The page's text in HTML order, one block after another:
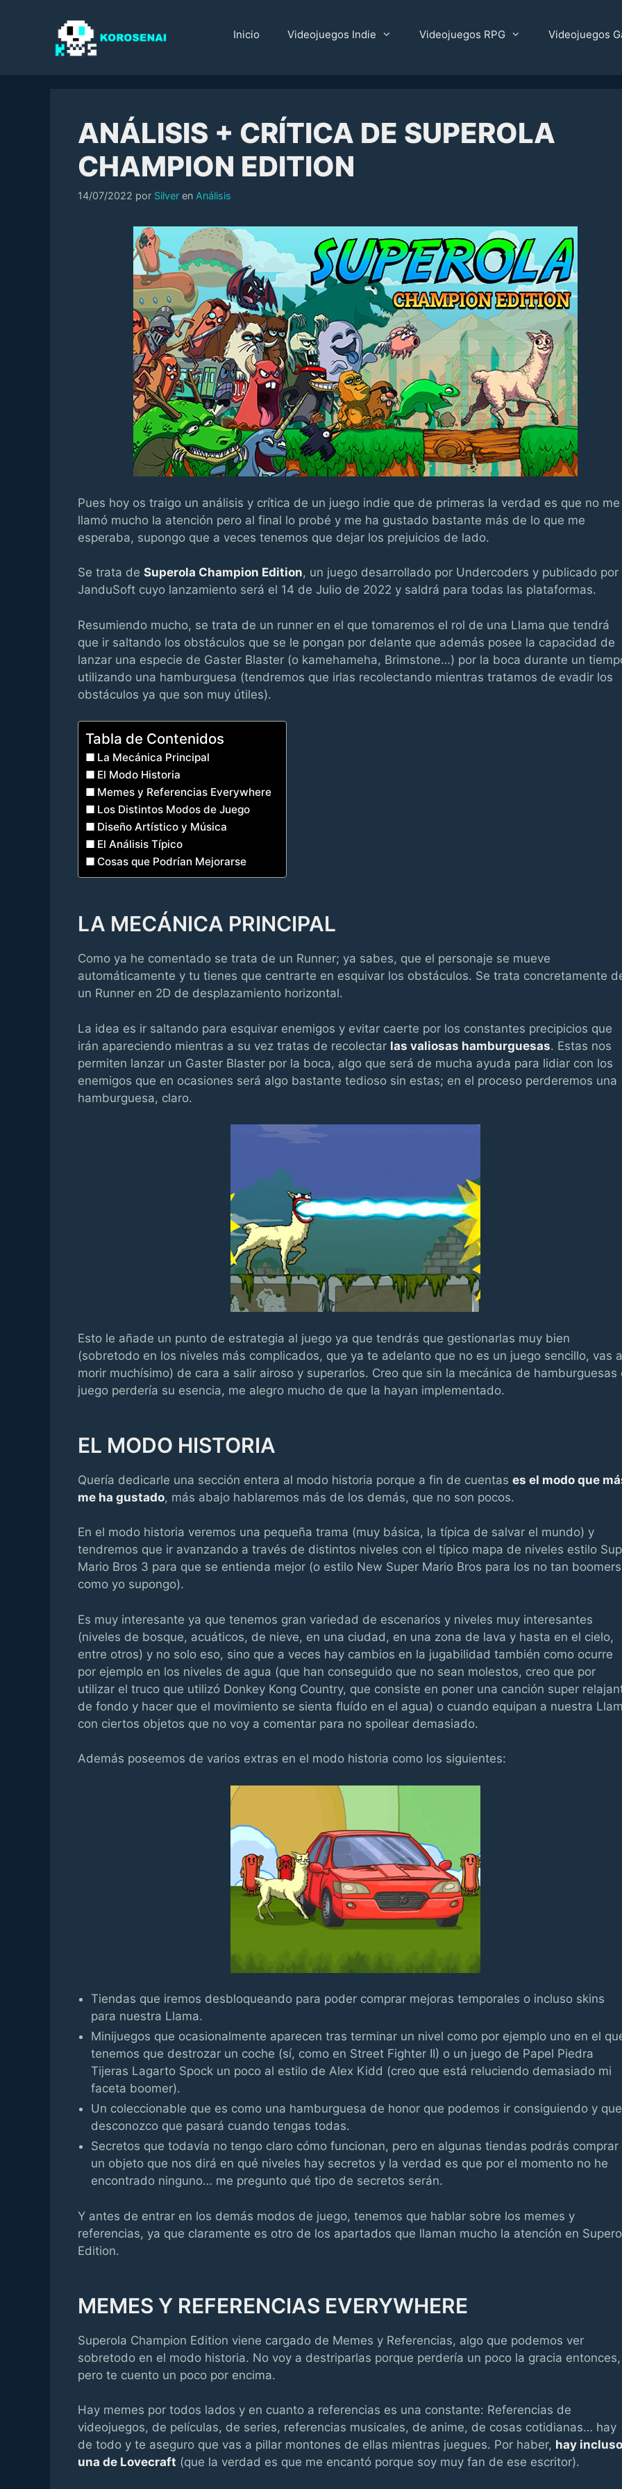
Inicio Videojuegos Indie Videojuegos RPG Videojuegos
ANÁLISIS + CRÍTICA DE SUPEROLA
CHAMPION EDITION
14/07/2022 por Silver en Categorías
Análisis
Pues hoy os traigo un análisis y crítica de un juego indie que de primeras la verdad es que no me
llamó mucho la atención pero al final lo probé y me ha gustado bastante más de lo que me
esperaba, supongo que a veces tenemos que dejar los prejuicios de lado.
Se trata de Superola Champion Edition, un juego desarrollado por Undercoders y publicado por
JanduSoft cuyo lanzamiento será el 14 de Julio de 2022 y saldrá para todas las plataformas.
Resumiendo mucho, se trata de un runner en el que tomaremos el rol de una Llama que tendrá
que ir saltando los obstáculos que se le pongan por delante que además posee la capacidad de
lanzar una especie de Gaster Blaster (o kamehameha, Brimstone…) por la boca durante un
utilizando una hamburguesa (tendremos que irlas recolectando mientras tratamos de evadir los
obstáculos ya que son muy útiles).
Tabla de Contenidos
La Mecánica Principal
El Modo Historia
Memes y Referencias Everywhere
Los Distintos Modos de Juego
Diseño Artístico y Música
El Análisis Típico
Cosas que Podrían Mejorarse
LA MECÁNICA PRINCIPAL
Como ya he comentado se trata de un Runner; ya sabes, que el personaje se mueve
automáticamente y tu tienes que centrarte en esquivar los obstáculos. Se trata concretamente
un Runner en 2D de desplazamiento horizontal.
La idea es ir saltando para esquivar enemigos y evitar caerte por los constantes precipicios que
irán apareciendo mientras a su vez tratas de recolectar las valiosas hamburguesas. Estas nos
permiten lanzar un Gaster Blaster por la boca, algo que será de mucha ayuda para lidiar con los
enemigos que en ocasiones será algo bastante tedioso sin estas; en el proceso perderemos una
hamburguesa, claro.
Esto le añade un punto de estrategia al juego ya que tendrás que gestionarlas muy bien
(sobretodo en los niveles más complicados, que ya te adelanto que no es un juego sencillo, vas a
morir muchísimo) de cara a salir airoso y superarlos. Creo que sin la mecánica de hamburguesas
juego perdería su esencia, me alegro mucho de que la hayan implementado.
EL MODO HISTORIA
Quería dedicarle una sección entera al modo historia porque a fin de cuentas es el modo que
me ha gustado, más abajo hablaremos más de los demás, que no son pocos.
En el modo historia veremos una pequeña trama (muy básica, la típica de salvar el mundo) y
tendremos que ir avanzando a través de distintos niveles con el típico mapa de niveles estilo
Mario Bros 3 para que se entienda mejor (o estilo New Super Mario Bros para los no tan boomers
como yo supongo).
Es muy interesante ya que tenemos gran variedad de escenarios y niveles muy interesantes
(niveles de bosque, acuáticos, de nieve, en una ciudad, en una zona de lava y hasta en el cielo,
entre otros) y no solo eso, sino que a veces hay cambios en la jugabilidad también como ocurre
por ejemplo en los niveles de agua (que han conseguido que no sean molestos, creo que por
utilizar el truco que utilizó Donkey Kong Country, que consiste en poner una canción super
de fondo y hacer que el movimiento se sienta fluído en el agua) o cuando equipan a nuestra
con ciertos objetos que no voy a comentar para no spoilear demasiado.
Además poseemos de varios extras en el modo historia como los siguientes:
Tiendas que iremos desbloqueando para poder comprar mejoras temporales o incluso skins
para nuestra Llama.
Minijuegos que ocasionalmente aparecen tras terminar un nivel como por ejemplo uno en el
tenemos que destrozar un coche (sí, como en Street Fighter II) o un juego de Papel Piedra
Tijeras Lagarto Spock un poco al estilo de Alex Kidd (creo que está reluciendo demasiado mi
faceta boomer).
Un coleccionable que es como una hamburguesa de honor que podemos ir consiguiendo y que
desconozco que pasará cuando tengas todas.
Secretos que todavía no tengo claro cómo funcionan, pero en algunas tiendas podrás comprar
un objeto que nos dirá en qué niveles hay secretos y la verdad es que por el momento no he
encontrado ninguno… me pregunto qué tipo de secretos serán.
Y antes de entrar en los demás modos de juego, tenemos que hablar sobre los memes y
referencias, ya que claramente es otro de los apartados que llaman mucho la atención en
Edition.
MEMES Y REFERENCIAS EVERYWHERE
Superola Champion Edition viene cargado de Memes y Referencias, algo que podemos ver
sobretodo en el modo historia. No voy a destriparlas porque perdería un poco la gracia entonces,
pero te cuento un poco por encima.
Hay memes por todos lados y en cuanto a referencias es una constante: Referencias de
videojuegos, de películas, de series, referencias musicales, de anime, de cosas cotidianas… hay
de todo y te aseguro que vas a pillar montones de ellas mientras juegues. Por haber, hay incluso
una de Lovecraft (que la verdad es que me encantó porque soy muy fan de ese escritor).